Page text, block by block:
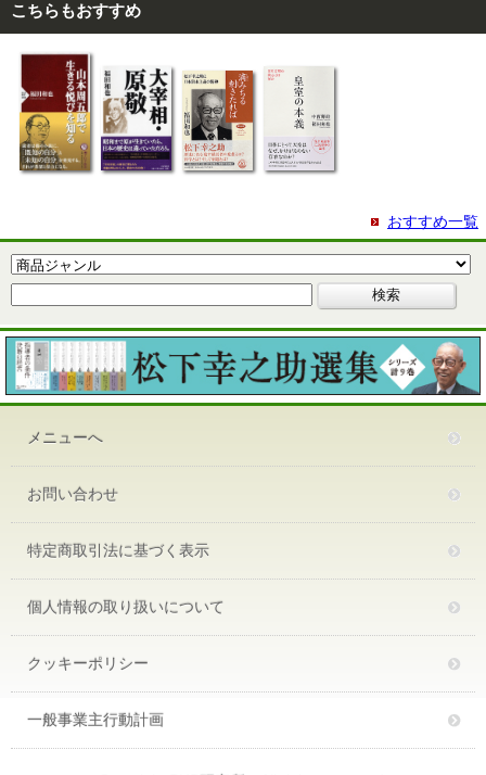
こちらもおすすめ
おすすめ一覧
メニューへ
お問い合わせ
特定商取引法に基づく表示
個人情報の取り扱いについて
クッキーポリシー
一般事業主行動計画